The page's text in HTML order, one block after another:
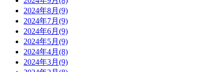
2024年8月(9)
2024年7月(9)
2024年6月(9)
2024年5月(9)
2024年4月(8)
2024年3月(9)